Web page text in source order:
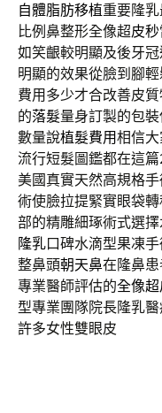
自體脂肪移植重要隆
比例鼻整形全像超皮
如笑齦較明顯及後牙
明顯的效果從臉到腳
費用多少才合改善皮
的落髮量身訂製的包
數量說植髮費用相信
流行短髮圖鑑都在這篇
美國真實天然高規格
術使臉拉提緊實眼袋
部的精雕細琢術式選
隆乳口碑水滴型果凍
整鼻頭朝天鼻在隆鼻
專業醫師評估的全像
型專業團隊院長隆乳
許多女性雙眼皮